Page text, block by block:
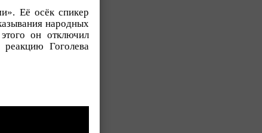
Её осёк спикер
народных
он отключил
Гоголева